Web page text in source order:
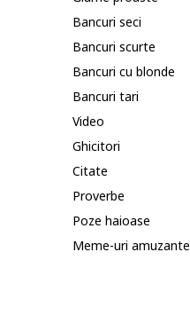
Bancuri seci
Bancuri scurte
Bancuri cu blonde
Bancuri tari
Video
Ghicitori
Citate
Proverbe
Poze haioase
Meme-uri amuzante